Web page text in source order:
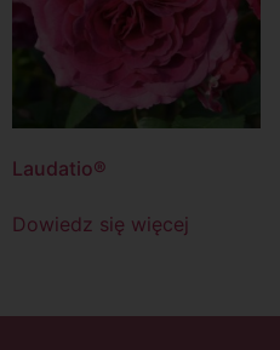
Laudatio®
Dowiedz się więcej